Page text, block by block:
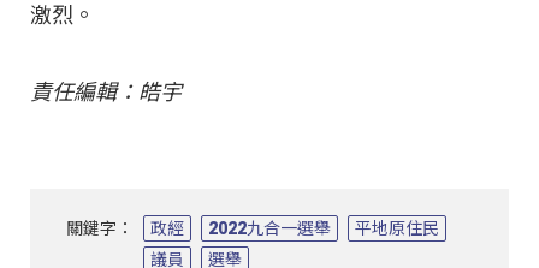
激烈。
責任編輯：皓宇
關鍵字： 政經 2022九合一選舉
平地原住民
議員
選舉